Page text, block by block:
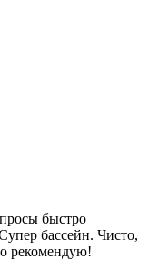
быстро
бассейн. Чисто,
рекомендую!